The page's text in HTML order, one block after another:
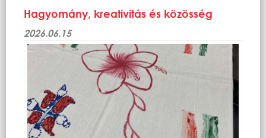
Hagyomány, kreativitás és közösség
2026.06.15